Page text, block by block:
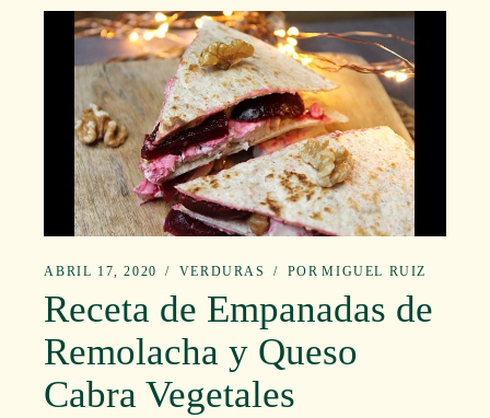
ABRIL 17, 2020 VERDURAS POR MIGUEL RUIZ
Receta de Empanadas de
Remolacha y Queso
Cabra Vegetales